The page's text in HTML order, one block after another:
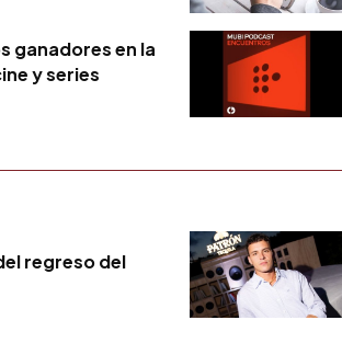
ganadores en la
y series
regreso del